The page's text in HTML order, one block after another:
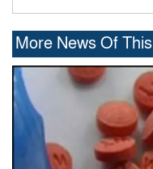
More News Of